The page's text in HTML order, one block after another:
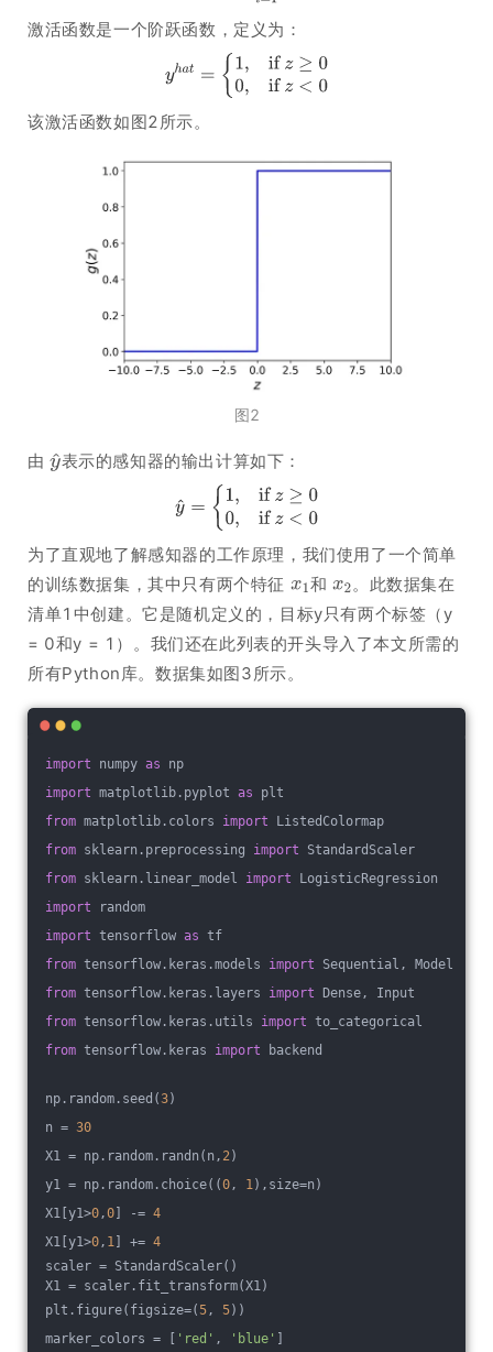
激活函数是一个阶跃函数，定义为：
该激活函数如图2所示。
图2
由 表示的感知器的输出计算如下：
为了直观地了解感知器的工作原理，我们使用了一个简单
的训练数据集，其中只有两个特征
和
。此数据集在
清单1中创建。它是随机定义的，目标y只有两个标签（y
= 0和y = 1）。我们还在此列表的开头导入了本文所需的
所有Python库。数据集如图3所示。
import numpy as np
import matplotlib.pyplot as plt
from matplotlib.colors import ListedColormap
from sklearn.preprocessing import StandardScaler
from sklearn.linear_model import LogisticRegression
import random
import tensorflow as tf
from tensorflow.keras.models import Sequential, Model
from tensorflow.keras.layers import Dense, Input
from tensorflow.keras.utils import to_categorical
from tensorflow.keras import backend
np.random.seed(3)
n = 30
X1 = np.random.randn(n, 2 )
y1 = np.random.choice((0 , 1 ),size=n)
X1[y1>0 ,0] -= 4
X1[y1>0 , 1 ] += 4
scaler = StandardScaler()
X1 = scaler.fit_transform(X1)
plt.figure(figsize=(5 , 5))
marker_colors = [ 'red' , 'blue' ]